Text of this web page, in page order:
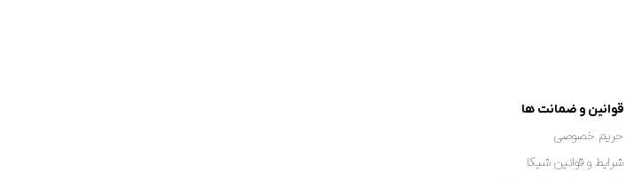
قوانین و ضمانت ها
حریم خصوصی
شرایط و قوانین شیکا